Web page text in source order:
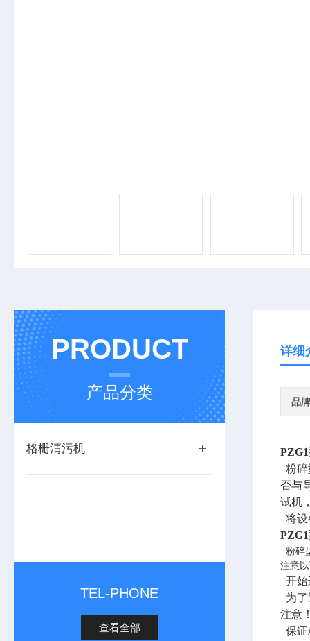
PRODUCT
产品分类
格栅清污机
TEL-PHONE
查看全部
详细
品牌
粉
否与
试机
将
粉碎
注意
开
为
注意
保